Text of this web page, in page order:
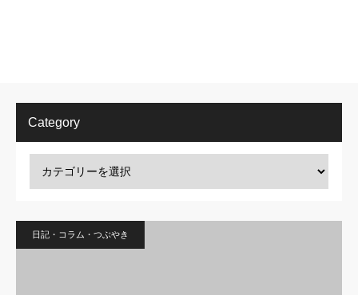
Category
日記・コラム・つぶやき